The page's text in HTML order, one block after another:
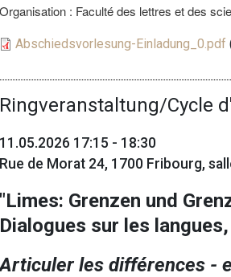
Organisation : Faculté des lettres et des
Abschiedsvorlesung-Einladung_0.pdf
Ringveranstaltung/Cycle
11.05.2026 17:15 - 18:30
Rue de Morat 24, 1700 Fribourg,
"Limes: Grenzen und
Dialogues sur les
Articuler les différences -